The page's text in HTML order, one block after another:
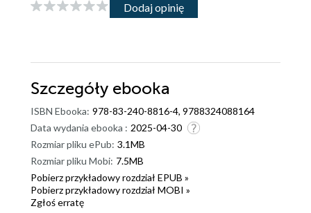
Dodaj opinię
Szczegóły ebooka
ISBN Ebooka: 978-83-240-8816-4, 9788324088164
Data wydania ebooka : 2025-04-30
Rozmiar pliku ePub: 3.1MB
Rozmiar pliku Mobi: 7.5MB
Pobierz przykładowy rozdział EPUB »
Pobierz przykładowy rozdział MOBI »
Zgłoś erratę